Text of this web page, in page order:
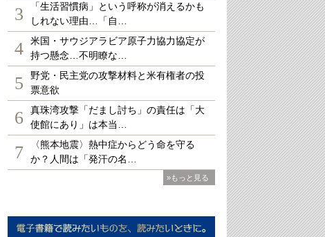
3
「生活習慣病」という呼称が消えるかも
しれない理由…「自…
4
米国・サウジアラビア原子力協力協定が
持つ懸念…不明瞭な…
5
野党・民主党の攻撃材料と米有権者の投
票意欲
6
真珠湾攻撃「だまし討ち」の責任は「大
使館にあり」は本当…
7
〈熊本地震〉熱中症からどう命を守る
か？人間は「発汗の名…
»もっと見る